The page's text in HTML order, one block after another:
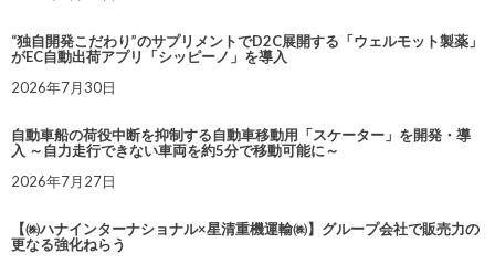
“独自開発こだわり”のサプリメントでD2C展開する「ウェルモット製薬」
がEC自動出荷アプリ「シッピーノ」を導入
2026年7月30日
自動車船の荷役中断を抑制する自動車移動用「スケーター」を開発・導
入 ～自力走行できない車両を約5分で移動可能に～
2026年7月27日
【㈱ハナインターナショナル×星清重機運輸㈱】グループ会社で販売力の
更なる強化ねらう